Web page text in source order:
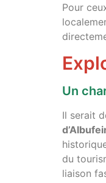
Pour
Un
Il serait
du
liaison